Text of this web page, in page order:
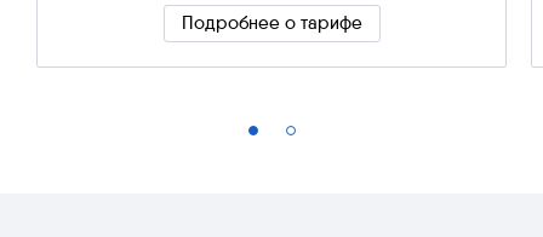
Подробнее о тарифе
Скрыть подробности